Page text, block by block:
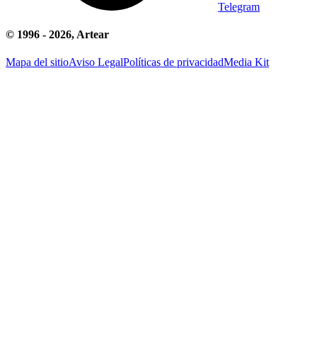
Telegram
© 1996 - 2026, Artear
Mapa del sitioAviso LegalPolíticas de privacidadMedia Kit